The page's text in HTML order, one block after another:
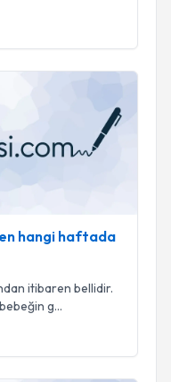
hangi haftada
itibaren bellidir.
g...